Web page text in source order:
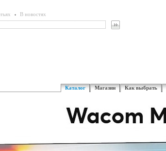
В новостях
Каталог Магазин Как выбрать